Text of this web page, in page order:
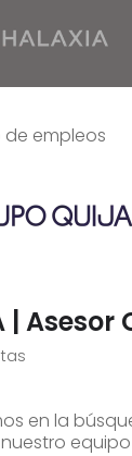
de empleos
|
en la